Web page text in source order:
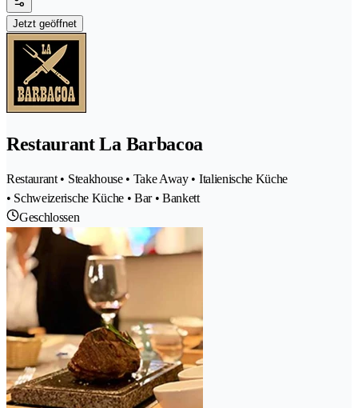
Jetzt geöffnet
Restaurant La Barbacoa
Restaurant • Steakhouse • Take Away • Italienische Küche
• Schweizerische Küche • Bar • Bankett
Geschlossen